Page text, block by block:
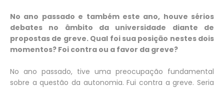
No ano passado e também este ano, houve sérios
debates no âmbito da universidade diante de
propostas de greve. Qual foi sua posição nestes dois
momentos? Foi contra ou a favor da greve?
No ano passado, tive uma preocupação fundamental
sobre a questão da autonomia. Fui contra a greve. Seria